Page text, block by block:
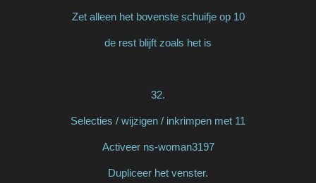
Zet alleen het bovenste schuifje op 10
de rest blijft zoals het is
32.
Selecties / wijzigen / inkrimpen met 11
Activeer ns-woman3197
Dupliceer het venster.